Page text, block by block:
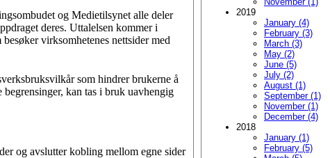
og Medietilsynet alle deler
deres. Uttalelsen kommer i
virksomhetenes nettsider med
som hindrer bruk­erne å
kan tas i bruk uavhengig
og avslutter kobling mellom egne sider
2019
January (4)
February (3)
March (3)
May (2)
June (5)
July (2)
August (1)
September (1)
November (1)
December (4)
2018
January (1)
February (5)